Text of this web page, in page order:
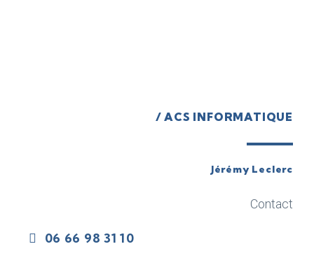
/ ACS INFORMATIQUE
Jérémy Leclerc
Contact
06 66 98 31 10